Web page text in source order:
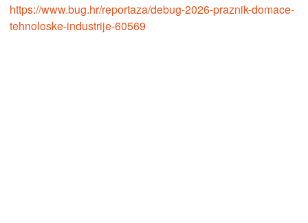
https://www.bug.hr/reportaza/debug-2026-praznik-domace-
tehnoloske-industrije-60569